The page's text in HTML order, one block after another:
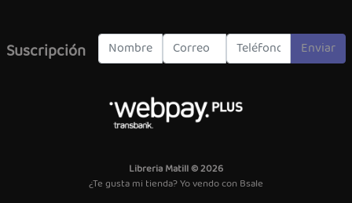
Suscripción Enviar
Libreria Matill © 2026
¿Te gusta mi tienda? Yo vendo con Bsale